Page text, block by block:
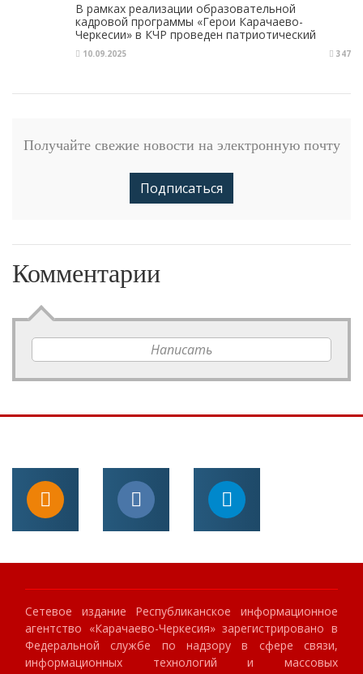
В рамках реализации образовательной
кадровой программы «Герои Карачаево-
Черкесии» в КЧР проведен патриотический
марафон
10.09.2025 347
Получайте свежие новости на электронную почту
Подписаться
Комментарии
Написать
Сетевое издание Республиканское информационное
агентство «Карачаево-Черкесия» зарегистрировано в
Федеральной службе по надзору в сфере связи,
информационных технологий и массовых